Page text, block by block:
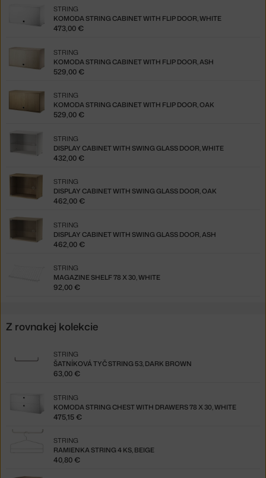
KOMODA STRING CABINET WITH FLIP DOOR, WHITE
STRING
473,00 €
KOMODA STRING CABINET WITH FLIP DOOR, ASH
STRING
529,00 €
KOMODA STRING CABINET WITH FLIP DOOR, OAK
STRING
529,00 €
DISPLAY CABINET WITH SWING GLASS DOOR, WHITE
STRING
432,00 €
DISPLAY CABINET WITH SWING GLASS DOOR, OAK
STRING
462,00 €
DISPLAY CABINET WITH SWING GLASS DOOR, ASH
STRING
462,00 €
MAGAZINE SHELF 78 X 30, WHITE
STRING
92,00 €
Z rovnakej kolekcie
ŠATNÍKOVÁ TYČ STRING 53, DARK BROWN
STRING
63,00 €
KOMODA STRING CHEST WITH DRAWERS 78 X 30, WHITE
STRING
475,15 €
RAMIENKA STRING 4 KS, BEIGE
STRING
40,80 €